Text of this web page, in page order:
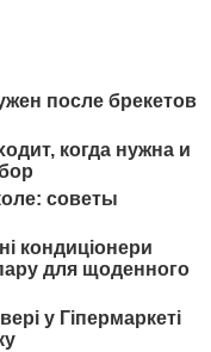
после брекетов
когда нужна и
советы
кондиціонери
для щоденного
у Гіпермаркеті